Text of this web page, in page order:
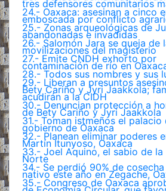
tres defensores comunitarios
24.- Oaxaca: asesinan a cinco
emboscada por conflicto
25.- Zonas arqueológicas de
abandonadas e invadidas
26.- Salomón Jara se queja de
movilizaciones del magisterio
27.- Emite CNDH exhorto por
contaminación de río en
28.- Todos sus nombres y sus
29.- Liberan a presuntos
Bety Cariño y Jyri Jaakkola;
acudirán a la CIDH
30.- Denuncian protección a
de Bety Cariño y Jyri Jaakkola
31.- Toman istmeños el palacio
gobierno de Oaxaca
32.- Planean eliminar poderes
Martín Itunyoso, Oaxaca
33.- Joel Aquino, el sabio de la
Norte
34.- Se perdió 90% de
nativo este año en Zegache,
35.- Congreso de Oaxaca